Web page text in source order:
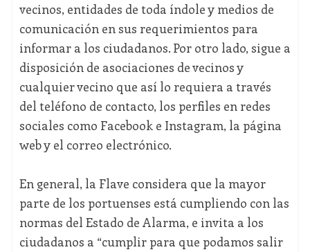
vecinos, entidades de toda índole y medios de
comunicación en sus requerimientos para
informar a los ciudadanos. Por otro lado, sigue a
disposición de asociaciones de vecinos y
cualquier vecino que así lo requiera a través
del teléfono de contacto, los perfiles en redes
sociales como Facebook e Instagram, la página
web y el correo electrónico.
En general, la Flave considera que la mayor
parte de los portuenses está cumpliendo con las
normas del Estado de Alarma, e invita a los
ciudadanos a “cumplir para que podamos salir